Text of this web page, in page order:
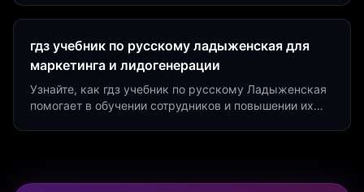
гдз учебник по русскому ладыженская для
маркетинга и лидогенерации
Узнайте, как гдз учебник по русскому Ладыженская
помогает в обучении сотрудников и повышении их